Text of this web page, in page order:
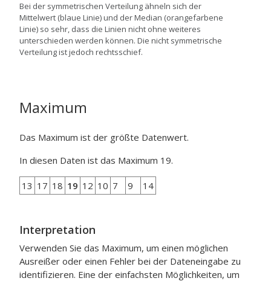
Bei der symmetrischen Verteilung ähneln sich der
Mittelwert (blaue Linie) und der Median (orangefarbene
Linie) so sehr, dass die Linien nicht ohne weiteres
unterschieden werden können. Die nicht symmetrische
Verteilung ist jedoch rechtsschief.
Maximum
Das Maximum ist der größte Datenwert.
In diesen Daten ist das Maximum 19.
13 17 18 19 12 10 7 9 14
Interpretation
Verwenden Sie das Maximum, um einen möglichen
Ausreißer oder einen Fehler bei der Dateneingabe zu
identifizieren. Eine der einfachsten Möglichkeiten, um